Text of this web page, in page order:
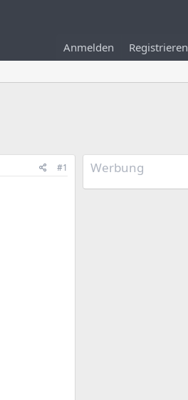
Anmelden Registrieren
#1 Werbung